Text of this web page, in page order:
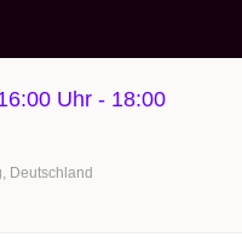
Uhr - 18:00
Deutschland